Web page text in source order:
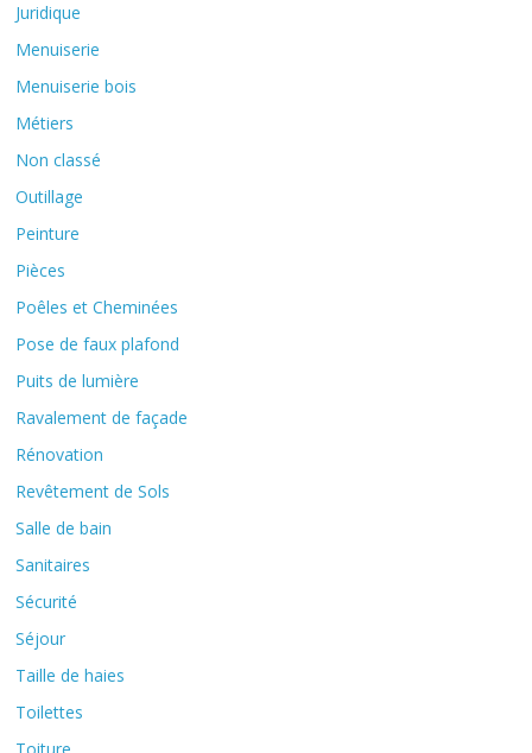
Juridique
Menuiserie
Menuiserie bois
Métiers
Non classé
Outillage
Peinture
Pièces
Poêles et Cheminées
Pose de faux plafond
Puits de lumière
Ravalement de façade
Rénovation
Revêtement de Sols
Salle de bain
Sanitaires
Sécurité
Séjour
Taille de haies
Toilettes